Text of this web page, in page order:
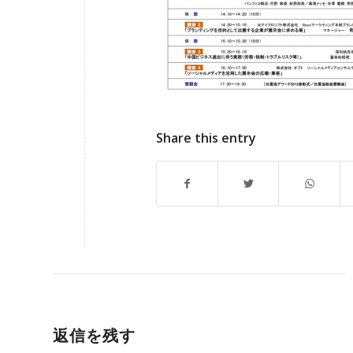
Share this entry
返信を残す